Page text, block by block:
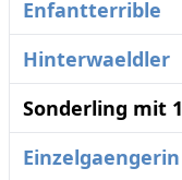
Enfantterrible
Hinterwaeldler
Sonderling mit
Einzelgaengerin